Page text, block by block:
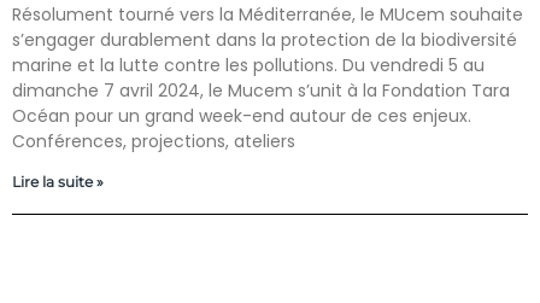
Résolument tourné vers la Méditerranée, le MUcem souhaite
s’engager durablement dans la protection de la biodiversité
marine et la lutte contre les pollutions. Du vendredi 5 au
dimanche 7 avril 2024, le Mucem s’unit à la Fondation Tara
Océan pour un grand week-end autour de ces enjeux.
Conférences, projections, ateliers
Lire la suite »